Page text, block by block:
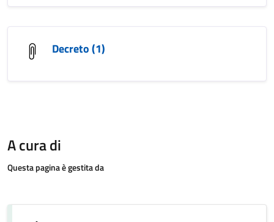
Decreto (1)
A cura di
Questa pagina è gestita da